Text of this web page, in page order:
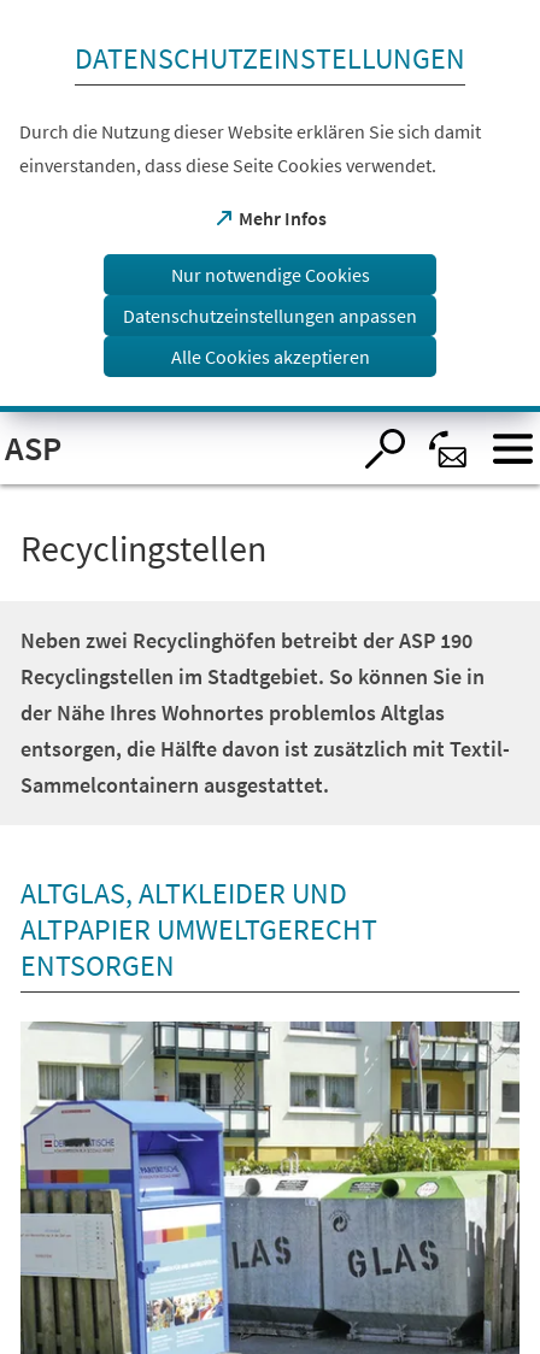
Visuelle
Assistenzsoftware
öffnen.
DATENSCHUTZEINSTELLUNGEN
Durch die Nutzung dieser Website erklären Sie sich damit
einverstanden, dass diese Seite Cookies verwendet.
Mehr Infos
(Öffnet
einem
Tab)
Nur notwendige Cookies
Datenschutzeinstellungen anpassen
Alle Cookies akzeptieren
ASP
Recyclingstellen
Neben zwei Recyclinghöfen betreibt der ASP 190
Recyclingstellen im Stadtgebiet. So können Sie in
der Nähe Ihres Wohnortes problemlos Altglas
entsorgen, die Hälfte davon ist zusätzlich mit Textil-
Sammelcontainern ausgestattet.
ALTGLAS, ALTKLEIDER UND
ALTPAPIER UMWELTGERECHT
ENTSORGEN